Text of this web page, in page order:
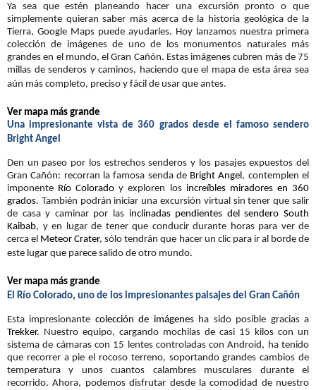
Ya sea que estén planeando hacer una excursión pronto o que
simplemente quieran saber más acerca de la historia geológica de la
Tierra, Google Maps puede ayudarles. Hoy lanzamos nuestra primera
colección de imágenes de uno de los monumentos naturales más
grandes en el mundo, el Gran Cañón. Estas imágenes cubren más de 75
millas de senderos y caminos, haciendo que el mapa de esta área sea
aún más completo, preciso y fácil de usar que antes.
Ver mapa más grande
Una impresionante vista de 360 ​​grados desde el famoso sendero
Bright Angel
Den un paseo por los estrechos senderos y los pasajes expuestos del
Gran Cañón: recorran la famosa senda de Bright Angel, contemplen el
imponente Río Colorado y exploren los increíbles miradores en 360
grados. También podrán iniciar una excursión virtual sin tener que salir
de casa y caminar por las inclinadas pendientes del sendero South
Kaibab, y en lugar de tener que conducir durante horas para ver de
cerca el Meteor Crater, sólo tendrán que hacer un clic para ir al borde de
este lugar que parece salido de otro mundo.
Ver mapa más grande
El Río Colorado, uno de los impresionantes paisajes del Gran Cañón
Esta impresionante colección de imágenesha sido posible gracias a
Trekker. Nuestro equipo, cargando mochilas de casi 15 kilos con un
sistema de cámaras con 15 lentes controladas con Android, ha tenido
que recorrer a pie el rocoso terreno, soportando grandes cambios de
temperatura y unos cuantos calambres musculares durante el
recorrido. Ahora, podemos disfrutar desde la comodidad de nuestro